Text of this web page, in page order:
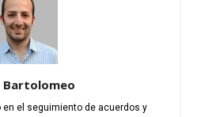
Bartolomeo
el seguimiento de acuerdos y